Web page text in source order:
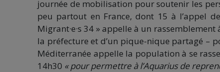
journée de mobilisation pour soutenir les
peu partout en France, dont 15 à l’appel
Migrant·e·s 34 » appelle à un
la préfecture et d’un pique-nique partagé –
Méditerranée appelle la population à se
14h30 « pour permettre à l’Aquarius de